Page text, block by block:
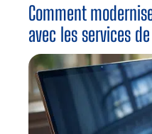
Comment
avec les services